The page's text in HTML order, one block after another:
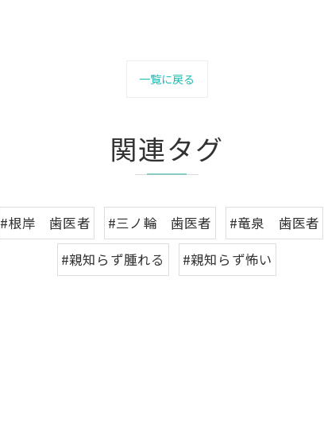
一覧に戻る
関連タグ
#根岸 歯医者 #三ノ輪 歯医者 #竜泉 歯医者
#親知らず腫れる
#親知らず怖い